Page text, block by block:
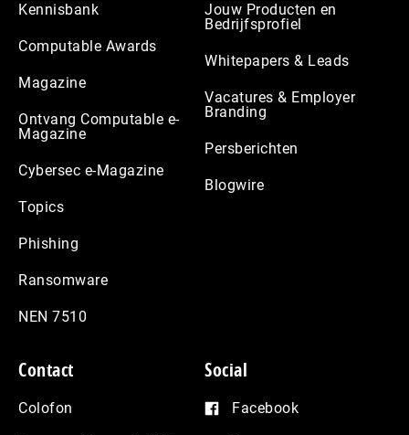
Kennisbank
Computable Awards
Magazine
Ontvang Computable e-
Magazine
Cybersec e-Magazine
Topics
Phishing
Ransomware
NEN 7510
Jouw Producten en
Bedrijfsprofiel
Whitepapers & Leads
Vacatures & Employer
Branding
Persberichten
Blogwire
Contact
Colofon
Social
Facebook